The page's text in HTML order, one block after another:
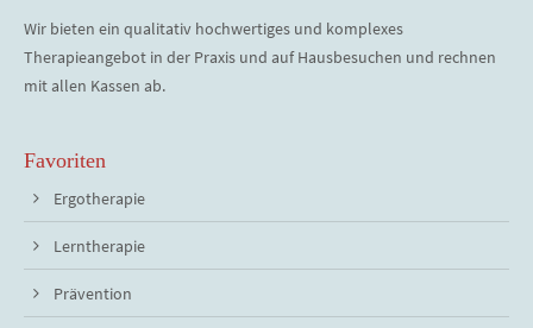
Wir bieten ein qualitativ hochwertiges und komplexes
Therapieangebot in der Praxis und auf Hausbesuchen und rechnen
mit allen Kassen ab.
Favoriten
Ergotherapie
Lerntherapie
Prävention